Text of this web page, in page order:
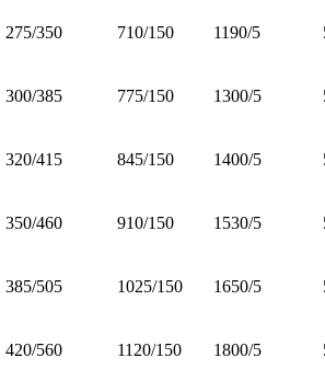
275/350 710/150 1190/5
300/385 775/150 1300/5
320/415 845/150 1400/5
350/460 910/150 1530/5
385/505 1025/150 1650/5
420/560 1120/150 1800/5